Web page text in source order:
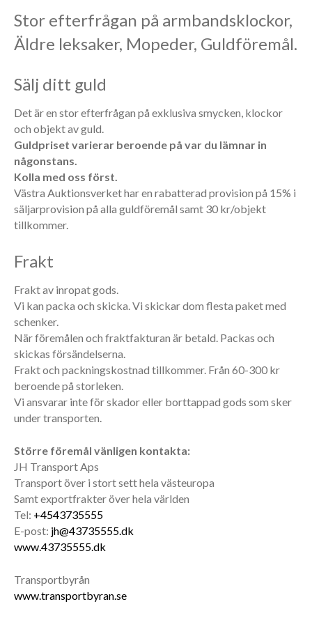
Stor efterfrågan på armbandsklockor,
Äldre leksaker, Mopeder, Guldföremål.
Sälj ditt guld
Det är en stor efterfrågan på exklusiva smycken, klockor
och objekt av guld.
Guldpriset varierar beroende på var du lämnar in
någonstans.
Kolla med oss först.
Västra Auktionsverket har en rabatterad provision på 15% i
säljarprovision på alla guldföremål samt 30 kr/objekt
tillkommer.
Frakt
Frakt av inropat gods.
Vi kan packa och skicka. Vi skickar dom flesta paket med
schenker.
När föremålen och fraktfakturan är betald. Packas och
skickas försändelserna.
Frakt och packningskostnad tillkommer. Från 60-300 kr
beroende på storleken.
Vi ansvarar inte för skador eller borttappad gods som sker
under transporten.
Större föremål vänligen kontakta:
JH Transport Aps
Transport över i stort sett hela västeuropa
Samt exportfrakter över hela världen
Tel: +4543735555
E-post: jh@43735555.dk
www.43735555.dk
Transportbyrån
www.transportbyran.se